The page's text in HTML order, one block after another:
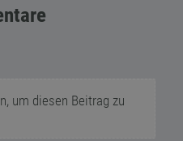
um diesen Beitrag zu